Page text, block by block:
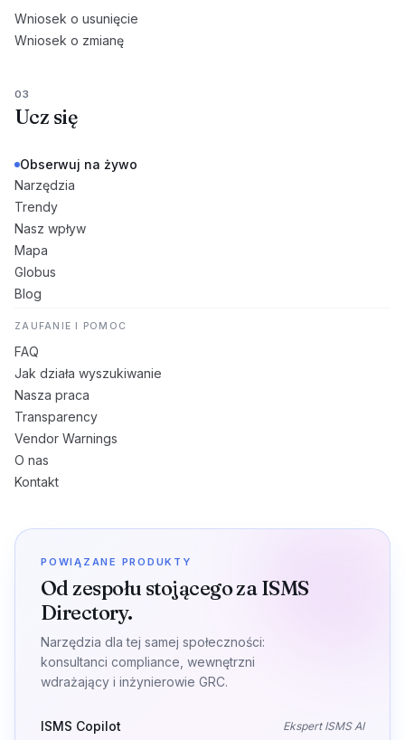
Wniosek o usunięcie
Wniosek o zmianę
03
Ucz się
Obserwuj na żywo
Narzędzia
Trendy
Nasz wpływ
Mapa
Globus
Blog
ZAUFANIE I POMOC
FAQ
Jak działa wyszukiwanie
Nasza praca
Transparency
Vendor Warnings
O nas
Kontakt
POWIĄZANE PRODUKTY
Od zespołu stojącego za ISMS
Directory.
Narzędzia dla tej samej społeczności:
konsultanci compliance, wewnętrzni
wdrażający i inżynierowie GRC.
ISMS Copilot Ekspert ISMS AI